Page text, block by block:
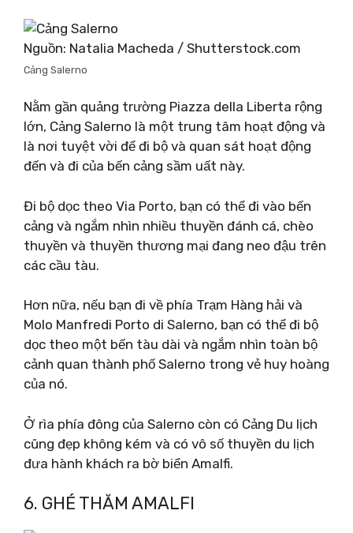
Nguồn: Natalia Macheda / Shutterstock.com
Cảng Salerno
Nằm gần quảng trường Piazza della Liberta rộng
lớn, Cảng Salerno là một trung tâm hoạt động và
là nơi tuyệt vời để đi bộ và quan sát hoạt động
đến và đi của bến cảng sầm uất này.
Đi bộ dọc theo Via Porto, bạn có thể đi vào bến
cảng và ngắm nhìn nhiều thuyền đánh cá, chèo
thuyền và thuyền thương mại đang neo đậu trên
các cầu tàu.
Hơn nữa, nếu bạn đi về phía Trạm Hàng hải và
Molo Manfredi Porto di Salerno, bạn có thể đi bộ
dọc theo một bến tàu dài và ngắm nhìn toàn bộ
cảnh quan thành phố Salerno trong vẻ huy hoàng
của nó.
Ở rìa phía đông của Salerno còn có Cảng Du lịch
cũng đẹp không kém và có vô số thuyền du lịch
đưa hành khách ra bờ biển Amalfi.
6. GHÉ THĂM AMALFI